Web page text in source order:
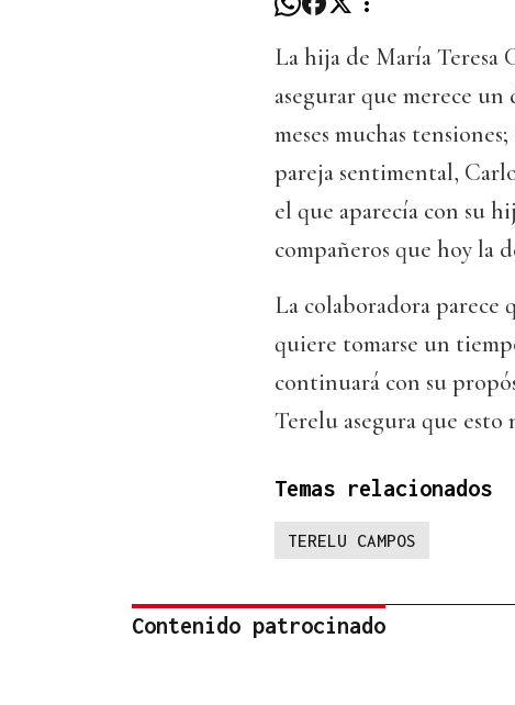
La hija de María Teresa
asegurar que merece
meses muchas
pareja sentimental,
el que aparecía con su
compañeros que hoy la
La colaboradora parece
quiere tomarse un
continuará con su
Terelu asegura que esto
Temas relacionados
TERELU CAMPOS
Contenido patrocinado